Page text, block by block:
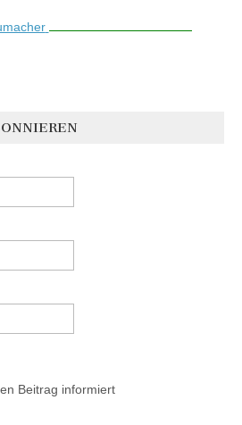
Beitrag informiert